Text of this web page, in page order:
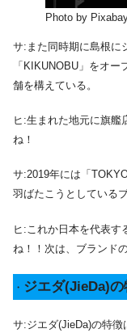
Photo by
サ:また同時期に島根に
「KIKUNOBU」をオ
舗を構えている。
ヒ:生まれた地元に旗艦
ね！
サ:2019年には「
羽ばたこうとしている
ヒ:これか日本を代表す
ね！！次は、ブランド
・ ジエダ(JieDa)の
サ:ジエダ(JieDa)の特徴